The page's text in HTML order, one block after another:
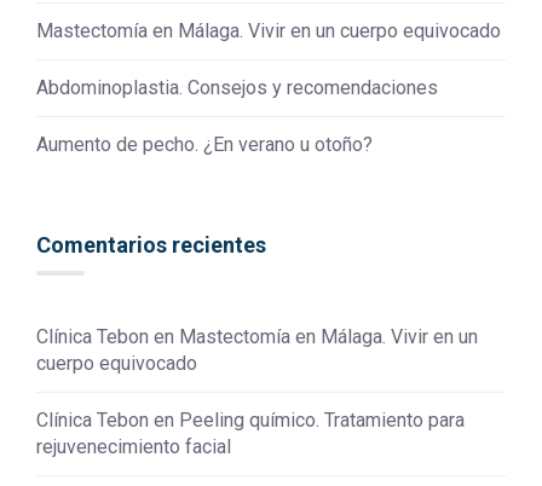
Mastectomía en Málaga. Vivir en un cuerpo equivocado
Abdominoplastia. Consejos y recomendaciones
Aumento de pecho. ¿En verano u otoño?
Comentarios recientes
Clínica Tebon en Mastectomía en Málaga. Vivir en un
cuerpo equivocado
Clínica Tebon en Peeling químico. Tratamiento para
rejuvenecimiento facial